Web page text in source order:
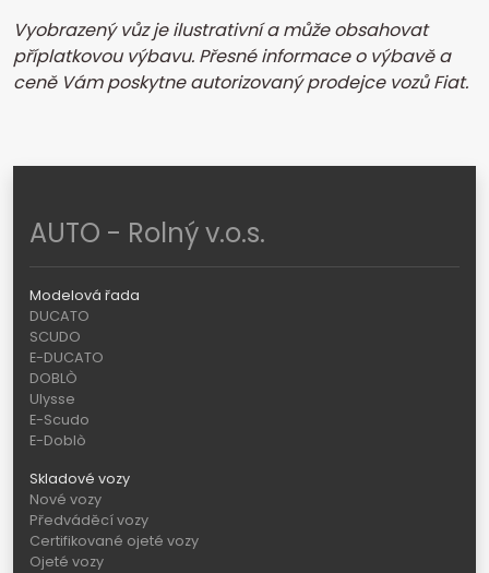
Vyobrazený vůz je ilustrativní a může obsahovat
příplatkovou výbavu. Přesné informace o výbavě a
ceně Vám poskytne autorizovaný prodejce vozů Fiat.
AUTO - Rolný v.o.s.
Modelová řada
DUCATO
SCUDO
E-DUCATO
DOBLÒ
Ulysse
E-Scudo
E-Doblò
Skladové vozy
Nové vozy
Předváděcí vozy
Certifikované ojeté vozy
Ojeté vozy